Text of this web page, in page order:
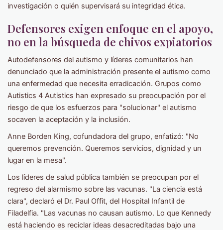
investigación o quién supervisará su integridad ética.
Defensores exigen enfoque en el apoyo,
no en la búsqueda de chivos expiatorios
Autodefensores del autismo y líderes comunitarios han
denunciado que la administración presente el autismo como
una enfermedad que necesita erradicación. Grupos como
Autistics 4 Autistics han expresado su preocupación por el
riesgo de que los esfuerzos para "solucionar" el autismo
socaven la aceptación y la inclusión.
Anne Borden King, cofundadora del grupo, enfatizó: "No
queremos prevención. Queremos servicios, dignidad y un
lugar en la mesa".
Los líderes de salud pública también se preocupan por el
regreso del alarmismo sobre las vacunas. "La ciencia está
clara", declaró el Dr. Paul Offit, del Hospital Infantil de
Filadelfia. "Las vacunas no causan autismo. Lo que Kennedy
está haciendo es reciclar ideas desacreditadas bajo una